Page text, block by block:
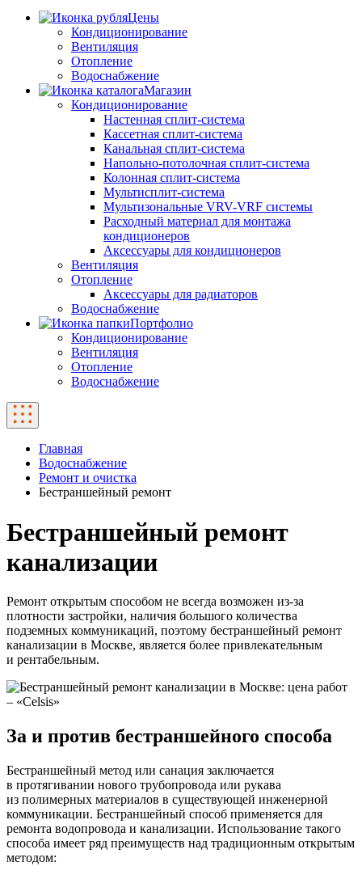
Цены
Кондиционирование
Вентиляция
Отопление
Водоснабжение
Магазин
Кондиционирование
Настенная сплит-система
Кассетная сплит-система
Канальная сплит-система
Напольно-потолочная сплит-система
Колонная сплит-система
Мультисплит-система
Мультизональные VRV-VRF системы
Расходный материал для монтажа
кондиционеров
Аксессуары для кондиционеров
Вентиляция
Отопление
Аксессуары для радиаторов
Водоснабжение
Портфолио
Кондиционирование
Вентиляция
Отопление
Водоснабжение
Главная
Водоснабжение
Ремонт и очистка
Бестраншейный ремонт
Бестраншейный ремонт
канализации
Ремонт открытым способом не всегда возможен из-за
плотности застройки, наличия большого количества
подземных коммуникаций, поэтому бестраншейный ремонт
канализации в Москве, является более привлекательным
и рентабельным.
За и против бестраншейного способа
Бестраншейный метод или санация заключается
в протягивании нового трубопровода или рукава
из полимерных материалов в существующей инженерной
коммуникации. Бестраншейный способ применяется для
ремонта водопровода и канализации. Использование такого
способа имеет ряд преимуществ над традиционным открытым
методом: